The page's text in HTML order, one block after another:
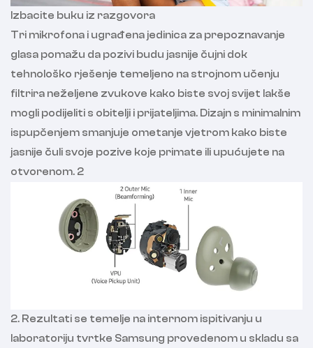
Izbacite buku iz razgovora
Tri mikrofona i ugrađena jedinica za prepoznavanje
glasa pomažu da pozivi budu jasnije čujni dok
tehnološko rješenje temeljeno na strojnom učenju
filtrira neželjene zvukove kako biste svoj svijet lakše
mogli podijeliti s obitelji i prijateljima. Dizajn s minimalnim
ispupčenjem smanjuje ometanje vjetrom kako biste
jasnije čuli svoje pozive koje primate ili upućujete na
otvorenom. 2
2. Rezultati se temelje na internom ispitivanju u
laboratoriju tvrtke Samsung provedenom u skladu sa